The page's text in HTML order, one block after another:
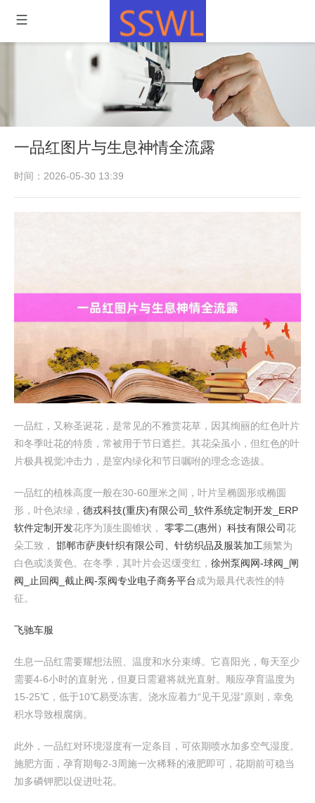
一品红图片与生息神情全流露
时间：2026-05-30 13:39
一品红，又称圣诞花，是常见的不雅赏花草，因其绚丽的红色叶片
和冬季吐花的特质，常被用于节日遮拦。其花朵虽小，但红色的叶
片极具视觉冲击力，是室内绿化和节日嘱咐的理念念选拔。
一品红的植株高度一般在30-60厘米之间，叶片呈椭圆形或椭圆
形，叶色浓绿， 德戎科技(重庆)有限公司_软件系统定制开发_ERP
软件定制开发花序为顶生圆锥状， 零零二(惠州）科技有限公司花
朵工致， 邯郸市萨庚针织有限公司、针纺织品及服装加工频繁为
白色或淡黄色。在冬季，其叶片会迟缓变红， 徐州泵阀网-球阀_闸
阀_止回阀_截止阀-泵阀专业电子商务平台成为最具代表性的特
征。
飞驰车服
生息一品红需要耀想法照、温度和水分束缚。它喜阳光，每天至少
需要4-6小时的直射光，但夏日需避将就光直射。顺应孕育温度为
15-25℃，低于10℃易受冻害。浇水应着力“见干见湿”原则，幸免
积水导致根腐病。
此外，一品红对环境湿度有一定条目，可依期喷水加多空气湿度。
施肥方面，孕育期每2-3周施一次稀释的液肥即可，花期前可稳当
加多磷钾肥以促进吐花。